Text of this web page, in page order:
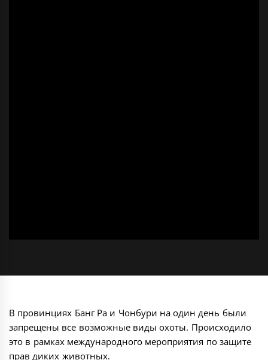
В провинциях Банг Ра и Чонбури на один день были
запрещены все возможные виды охоты. Происходило
это в рамках международного мероприятия по защите
прав диких животных.